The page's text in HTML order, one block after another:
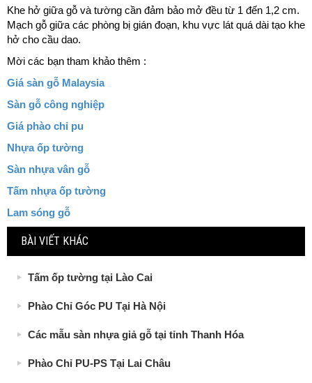
Khe hở giữa gỗ và tường cần đảm bảo mở đều từ 1 đến 1,2 cm.
Mạch gỗ giữa các phòng bị gián đoạn, khu vực lát quá dài tạo khe
hở cho cầu dao.
Mời các bạn tham khảo thêm :
Giá sàn gỗ Malaysia
Sàn gỗ công nghiệp
Giá phào chỉ pu
Nhựa ốp tường
Sàn nhựa vân gỗ
Tấm nhựa ốp tường
Lam sóng gỗ
BÀI VIẾT KHÁC
Tấm ốp tường tại Lào Cai
Phào Chỉ Góc PU Tại Hà Nội
Các mẫu sàn nhựa giả gỗ tại tỉnh Thanh Hóa
Phào Chỉ PU-PS Tại Lai Châu